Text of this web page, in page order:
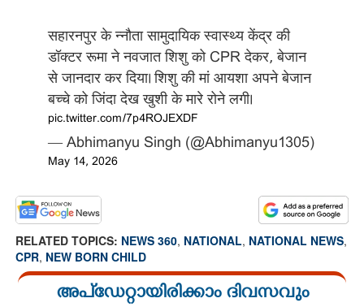
सहारनपुर के न्नौता सामुदायिक स्वास्थ्य केंद्र की
डॉक्टर रूमा ने नवजात शिशु को CPR देकर, बेजान
से जानदार कर दिया। शिशु की मां आयशा अपने बेजान
बच्चे को जिंदा देख खुशी के मारे रोने लगी।
pic.twitter.com/7p4ROJEXDF
— Abhimanyu Singh (@Abhimanyu1305)
May 14, 2026
RELATED TOPICS: NEWS 360, NATIONAL, NATIONAL NEWS,
CPR, NEW BORN CHILD
അപ്ഡേറ്റായിരിക്കാം ദിവസവും